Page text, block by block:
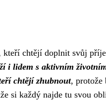
kteří chtějí doplnit svůj
i lidem s aktivním
chtějí zhubnout, protože
si každý najde tu svou